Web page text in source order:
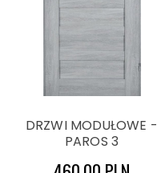
DRZWI MODUŁOWE -
PAROS 3